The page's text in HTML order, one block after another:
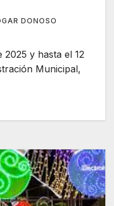
DONOSO
2025 y hasta el 12
Municipal,